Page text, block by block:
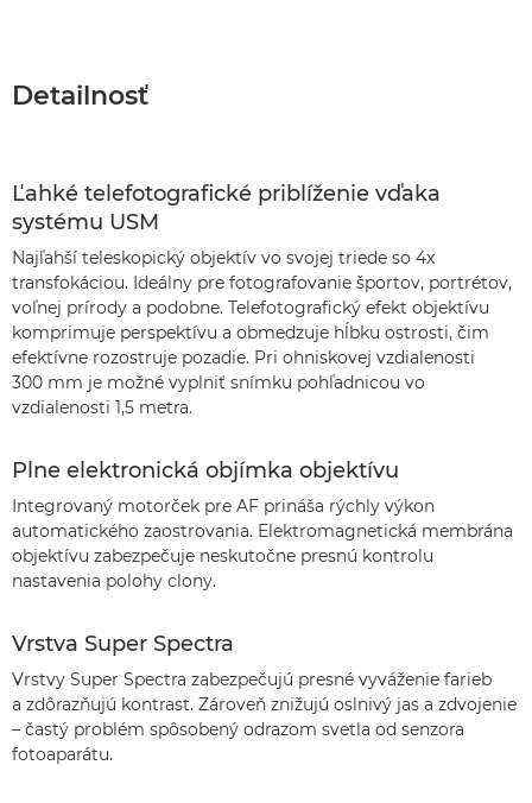
Detailnosť
Ľahké telefotografické priblíženie vďaka
systému USM
Najľahší teleskopický objektív vo svojej triede so 4x
transfokáciou. Ideálny pre fotografovanie športov, portrétov,
voľnej prírody a podobne. Telefotografický efekt objektívu
komprimuje perspektívu a obmedzuje hĺbku ostrosti, čim
efektívne rozostruje pozadie. Pri ohniskovej vzdialenosti
300 mm je možné vyplniť snímku pohľadnicou vo
vzdialenosti 1,5 metra.
Plne elektronická objímka objektívu
Integrovaný motorček pre AF prináša rýchly výkon
automatického zaostrovania. Elektromagnetická membrána
objektívu zabezpečuje neskutočne presnú kontrolu
nastavenia polohy clony.
Vrstva Super Spectra
Vrstvy Super Spectra zabezpečujú presné vyváženie farieb
a zdôrazňujú kontrast. Zároveň znižujú oslnivý jas a zdvojenie
– častý problém spôsobený odrazom svetla od senzora
fotoaparátu.